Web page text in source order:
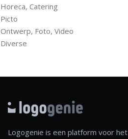
Horeca, Catering
Picto
Ontwerp, Foto, Video
Diverse
Logogenie is een platform voor het